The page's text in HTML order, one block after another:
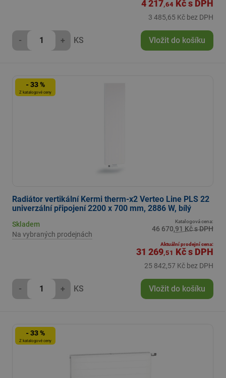
4 217,64 Kčs DPH
3 485,65 Kč bez DPH
- + KS Vložit do košíku
- 33 %
Z katalogové ceny
Radiátor vertikální Kermi therm-x2 Verteo Line PLS 22
univerzální připojení 2200 x 700 mm, 2886 W, bílý
Skladem
Na vybraných prodejnách
Katalogová cena:
46 670,91 Kč s DPH
Aktuální prodejní cena:
31 269,51 Kčs DPH
25 842,57 Kč bez DPH
- + KS Vložit do košíku
- 33 %
Z katalogové ceny